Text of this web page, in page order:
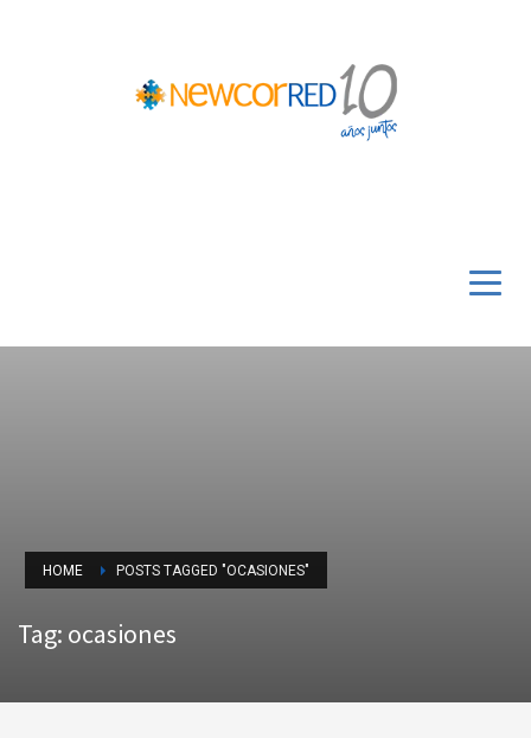
HOME POSTS TAGGED "OCASIONES"
Tag: ocasiones